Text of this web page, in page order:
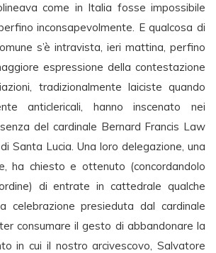
come in Italia fosse impossibile
inconsapevolmente. E qualcosa di
s’è intravista, ieri mattina, perfino
espressione della contestazione
tradizionalmente laiciste quando
anticlericali, hanno inscenato nei
del cardinale Bernard Francis Law
Santa Lucia. Una loro delegazione, una
ha chiesto e ottenuto (concordandolo
di entrate in cattedrale qualche
celebrazione presieduta dal cardinale
consumare il gesto di abbandonare la
in cui il nostro arcivescovo, Salvatore